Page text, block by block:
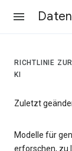
RICHTLINIE
KI
Zuletzt
Modelle für
erforschen, zu